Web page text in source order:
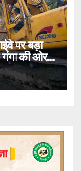
पर बड़ा
गंगा की ओर